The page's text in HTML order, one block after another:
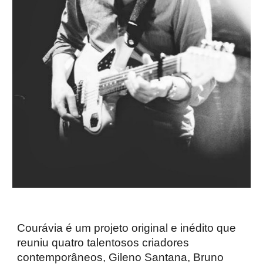
Courávia é um projeto original e inédito que
reuniu quatro talentosos criadores
contemporâneos, Gileno Santana, Bruno